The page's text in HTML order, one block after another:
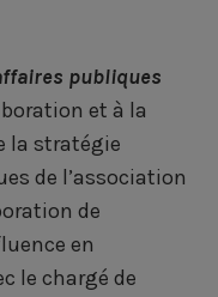
publiques
et à la
la stratégie
de l’association
de
en
le chargé de